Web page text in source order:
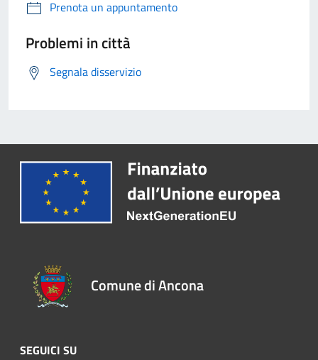
Prenota un appuntamento
Problemi in città
Segnala disservizio
Comune di Ancona
SEGUICI SU